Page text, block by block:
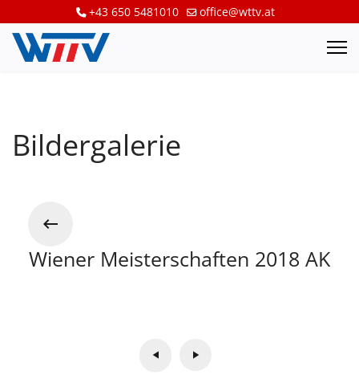
+43 650 5481010 office@wttv.at
Bildergalerie
Wiener Meisterschaften 2018 AK